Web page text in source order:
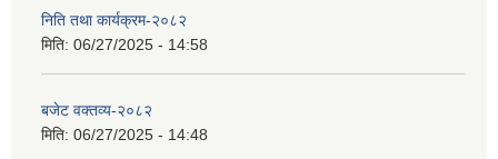
निति तथा कार्यक्रम-२०८२
मिति: 06/27/2025 - 14:58
बजेट वक्तव्य-२०८२
मिति: 06/27/2025 - 14:48